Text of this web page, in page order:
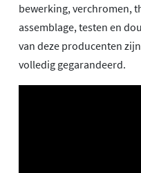
bewerking, verchromen,
assemblage, testen en
van deze producenten
volledig gegarandeerd.